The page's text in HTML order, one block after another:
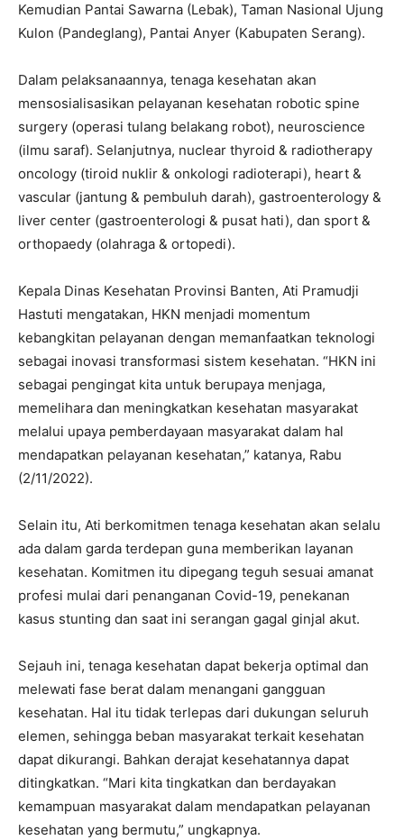
Kemudian Pantai Sawarna (Lebak), Taman Nasional Ujung
Kulon (Pandeglang), Pantai Anyer (Kabupaten Serang).
Dalam pelaksanaannya, tenaga kesehatan akan
mensosialisasikan pelayanan kesehatan robotic spine
surgery (operasi tulang belakang robot), neuroscience
(ilmu saraf). Selanjutnya, nuclear thyroid & radiotherapy
oncology (tiroid nuklir & onkologi radioterapi), heart &
vascular (jantung & pembuluh darah), gastroenterology &
liver center (gastroenterologi & pusat hati), dan sport &
orthopaedy (olahraga & ortopedi).
Kepala Dinas Kesehatan Provinsi Banten, Ati Pramudji
Hastuti mengatakan, HKN menjadi momentum
kebangkitan pelayanan dengan memanfaatkan teknologi
sebagai inovasi transformasi sistem kesehatan. “HKN ini
sebagai pengingat kita untuk berupaya menjaga,
memelihara dan meningkatkan kesehatan masyarakat
melalui upaya pemberdayaan masyarakat dalam hal
mendapatkan pelayanan kesehatan,” katanya, Rabu
(2/11/2022).
Selain itu, Ati berkomitmen tenaga kesehatan akan selalu
ada dalam garda terdepan guna memberikan layanan
kesehatan. Komitmen itu dipegang teguh sesuai amanat
profesi mulai dari penanganan Covid-19, penekanan
kasus stunting dan saat ini serangan gagal ginjal akut.
Sejauh ini, tenaga kesehatan dapat bekerja optimal dan
melewati fase berat dalam menangani gangguan
kesehatan. Hal itu tidak terlepas dari dukungan seluruh
elemen, sehingga beban masyarakat terkait kesehatan
dapat dikurangi. Bahkan derajat kesehatannya dapat
ditingkatkan. “Mari kita tingkatkan dan berdayakan
kemampuan masyarakat dalam mendapatkan pelayanan
kesehatan yang bermutu,” ungkapnya.